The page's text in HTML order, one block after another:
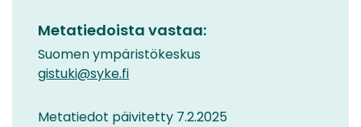
Metatiedoista vastaa:
Suomen ympäristökeskus
gistuki@syke.fi
Metatiedot päivitetty 7.2.2025